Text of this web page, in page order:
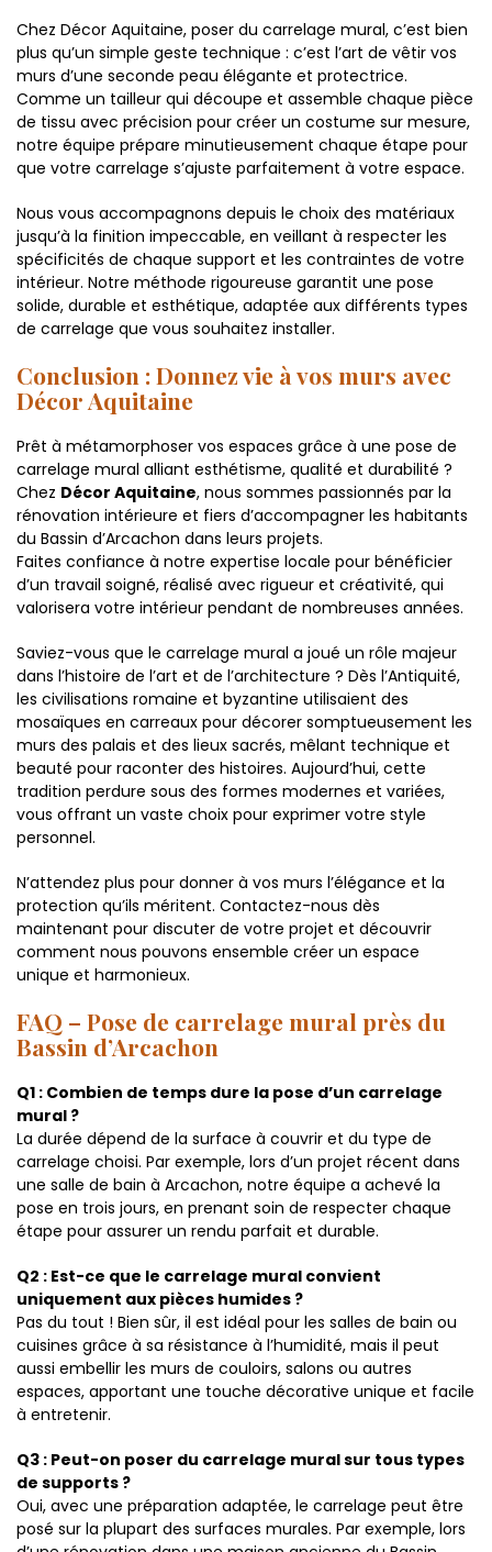
Chez Décor Aquitaine, poser du carrelage mural, c’est bien
plus qu’un simple geste technique : c’est l’art de vêtir vos
murs d’une seconde peau élégante et protectrice.
Comme un tailleur qui découpe et assemble chaque pièce
de tissu avec précision pour créer un costume sur mesure,
notre équipe prépare minutieusement chaque étape pour
que votre carrelage s’ajuste parfaitement à votre espace.
Nous vous accompagnons depuis le choix des matériaux
jusqu’à la finition impeccable, en veillant à respecter les
spécificités de chaque support et les contraintes de votre
intérieur. Notre méthode rigoureuse garantit une pose
solide, durable et esthétique, adaptée aux différents types
de carrelage que vous souhaitez installer.
Conclusion : Donnez vie à vos murs avec
Décor Aquitaine
Prêt à métamorphoser vos espaces grâce à une pose de
carrelage mural alliant esthétisme, qualité et durabilité ?
Chez Décor Aquitaine, nous sommes passionnés par la
rénovation intérieure et fiers d’accompagner les habitants
du Bassin d’Arcachon dans leurs projets.
Faites confiance à notre expertise locale pour bénéficier
d’un travail soigné, réalisé avec rigueur et créativité, qui
valorisera votre intérieur pendant de nombreuses années.
Saviez-vous que le carrelage mural a joué un rôle majeur
dans l’histoire de l’art et de l’architecture ? Dès l’Antiquité,
les civilisations romaine et byzantine utilisaient des
mosaïques en carreaux pour décorer somptueusement les
murs des palais et des lieux sacrés, mêlant technique et
beauté pour raconter des histoires. Aujourd’hui, cette
tradition perdure sous des formes modernes et variées,
vous offrant un vaste choix pour exprimer votre style
personnel.
N’attendez plus pour donner à vos murs l’élégance et la
protection qu’ils méritent. Contactez-nous dès
maintenant pour discuter de votre projet et découvrir
comment nous pouvons ensemble créer un espace
unique et harmonieux.
FAQ – Pose de carrelage mural près du
Bassin d’Arcachon
Q1 : Combien de temps dure la pose d’un carrelage
mural ?
La durée dépend de la surface à couvrir et du type de
carrelage choisi. Par exemple, lors d’un projet récent dans
une salle de bain à Arcachon, notre équipe a achevé la
pose en trois jours, en prenant soin de respecter chaque
étape pour assurer un rendu parfait et durable.
Q2 : Est-ce que le carrelage mural convient
uniquement aux pièces humides ?
Pas du tout ! Bien sûr, il est idéal pour les salles de bain ou
cuisines grâce à sa résistance à l’humidité, mais il peut
aussi embellir les murs de couloirs, salons ou autres
espaces, apportant une touche décorative unique et facile
à entretenir.
Q3 : Peut-on poser du carrelage mural sur tous types
de supports ?
Oui, avec une préparation adaptée, le carrelage peut être
posé sur la plupart des surfaces murales. Par exemple, lors